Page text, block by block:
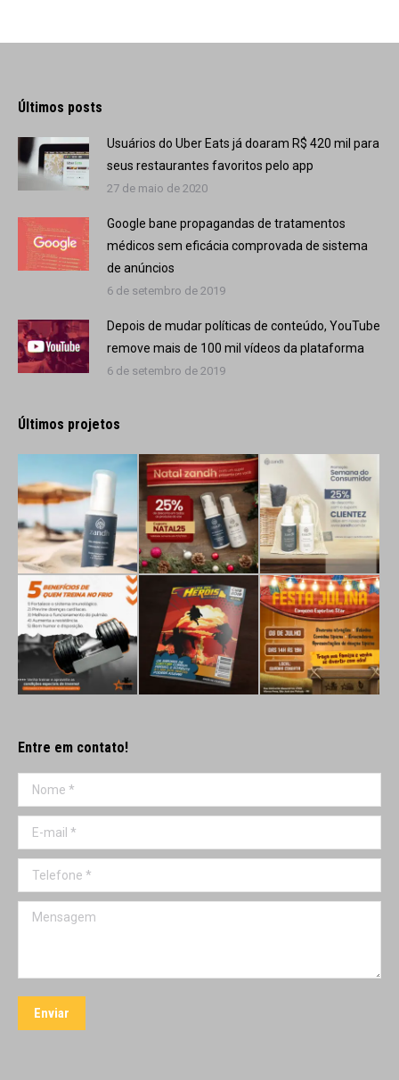
Últimos posts
Usuários do Uber Eats já doaram R$ 420 mil para
seus restaurantes favoritos pelo app
27 de maio de 2020
Google bane propagandas de tratamentos
médicos sem eficácia comprovada de sistema
de anúncios
6 de setembro de 2019
Depois de mudar políticas de conteúdo, YouTube
remove mais de 100 mil vídeos da plataforma
6 de setembro de 2019
Últimos projetos
Entre em contato!
Nome *
E-mail *
Telefone *
Mensagem
Enviar